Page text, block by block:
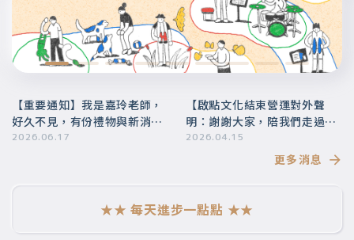
【重要通知】我是嘉玲老師，
好久不見，有份禮物與新消息
要帶給你
2026.06.17
【啟點文化結束營運對外聲
明：謝謝大家，陪我們走過這
段美好的旅程】
2026.04.15
更多消息
★★ 每天進步一點點 ★★